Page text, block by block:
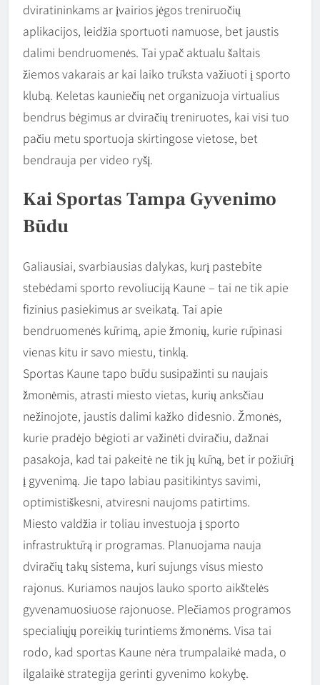
dviratininkams ar įvairios jėgos treniruočių
aplikacijos, leidžia sportuoti namuose, bet jaustis
dalimi bendruomenės. Tai ypač aktualu šaltais
žiemos vakarais ar kai laiko trūksta važiuoti į sporto
klubą. Keletas kauniečių net organizuoja virtualius
bendrus bėgimus ar dviračių treniruotes, kai visi tuo
pačiu metu sportuoja skirtingose vietose, bet
bendrauja per video ryšį.
Kai Sportas Tampa Gyvenimo
Būdu
Galiausiai, svarbiausias dalykas, kurį pastebite
stebėdami sporto revoliuciją Kaune – tai ne tik apie
fizinius pasiekimus ar sveikatą. Tai apie
bendruomenės kūrimą, apie žmonių, kurie rūpinasi
vienas kitu ir savo miestu, tinklą.
Sportas Kaune tapo būdu susipažinti su naujais
žmonėmis, atrasti miesto vietas, kurių anksčiau
nežinojote, jaustis dalimi kažko didesnio. Žmonės,
kurie pradėjo bėgioti ar važinėti dviračiu, dažnai
pasakoja, kad tai pakeitė ne tik jų kūną, bet ir požiūrį
į gyvenimą. Jie tapo labiau pasitikintys savimi,
optimistiškesni, atviresni naujoms patirtims.
Miesto valdžia ir toliau investuoja į sporto
infrastruktūrą ir programas. Planuojama nauja
dviračių takų sistema, kuri sujungs visus miesto
rajonus. Kuriamos naujos lauko sporto aikštelės
gyvenamuosiuose rajonuose. Plečiamos programos
specialiųjų poreikių turintiems žmonėms. Visa tai
rodo, kad sportas Kaune nėra trumpalaikė mada, o
ilgalaikė strategija gerinti gyvenimo kokybę.